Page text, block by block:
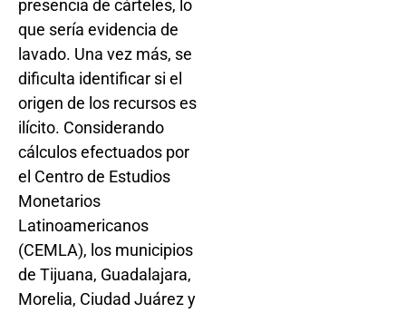
presencia de cárteles, lo
que sería evidencia de
lavado. Una vez más, se
dificulta identificar si el
origen de los recursos es
ilícito. Considerando
cálculos efectuados por
el Centro de Estudios
Monetarios
Latinoamericanos
(CEMLA), los municipios
de Tijuana, Guadalajara,
Morelia, Ciudad Juárez y